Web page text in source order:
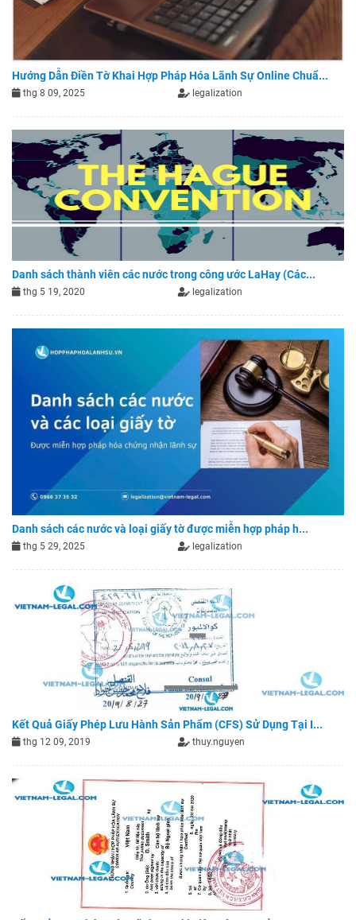
Hướng Dẫn Điền Tờ Khai Hợp Pháp Hóa Lãnh Sự Online Chuẩ...
thg 8 09, 2025 legalization
Danh sách thành viên các nước trong công ước LaHay (Các...
thg 5 19, 2020 legalization
Danh sách các nước và loại giấy tờ được miễn hợp pháp h...
thg 5 29, 2025 legalization
Kết Quả Giấy Phép Lưu Hành Sản Phẩm (CFS) Sử Dụng Tại I...
thg 12 09, 2019 thuy.nguyen